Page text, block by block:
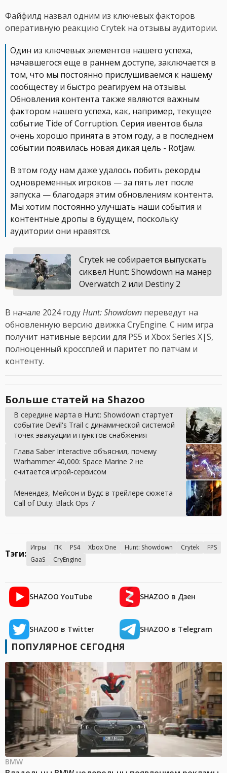
Файфилд назвал одним из ключевых факторов
оперативную реакцию Crytek на отзывы аудитории.
Один из ключевых элементов нашего успеха,
начавшегося еще в раннем доступе, заключается в
том, что мы постоянно прислушиваемся к нашему
сообществу и быстро реагируем на отзывы.
Обновления контента также являются важным
фактором нашего успеха, как, например, текущее
событие Tide of Corruption. Серия ивентов была
очень хорошо принята в этом году, а в последнем
событии появилась новая дикая цель - Rotjaw.
В этом году нам даже удалось побить рекорды
одновременных игроков — за пять лет после
запуска — благодаря этим обновлениям контента.
Мы хотим постоянно улучшать наши события и
контентные дропы в будущем, поскольку
аудитории они нравятся.
Crytek не собирается выпускать
сиквел Hunt: Showdown на манер
Overwatch 2 или Destiny 2
В начале 2024 годуHunt: Showdown переведут на
обновленную версию движка CryEngine. С ним игра
получит нативные версии для PS5 и Xbox Series X|S,
полноценный кроссплей и паритет по патчам и
контенту.
Больше статей на Shazoo
В середине марта в Hunt: Showdown стартует
событие Devil's Trail с динамической системой
точек эвакуации и пунктов снабжения
Глава Saber Interactive объяснил, почему
Warhammer 40,000: Space Marine 2 не
считается игрой-сервисом
Менендез, Мейсон и Вудс в трейлере сюжета
Call of Duty: Black Ops 7
Тэги:
Игры ПК PS4 Xbox One Hunt: Showdown Crytek
FPS
GaaS
CryEngine
SHAZOO YouTube SHAZOO в Дзен
SHAZOO в Twitter SHAZOO в Telegram
ПОПУЛЯРНОЕ СЕГОДНЯ
BMW